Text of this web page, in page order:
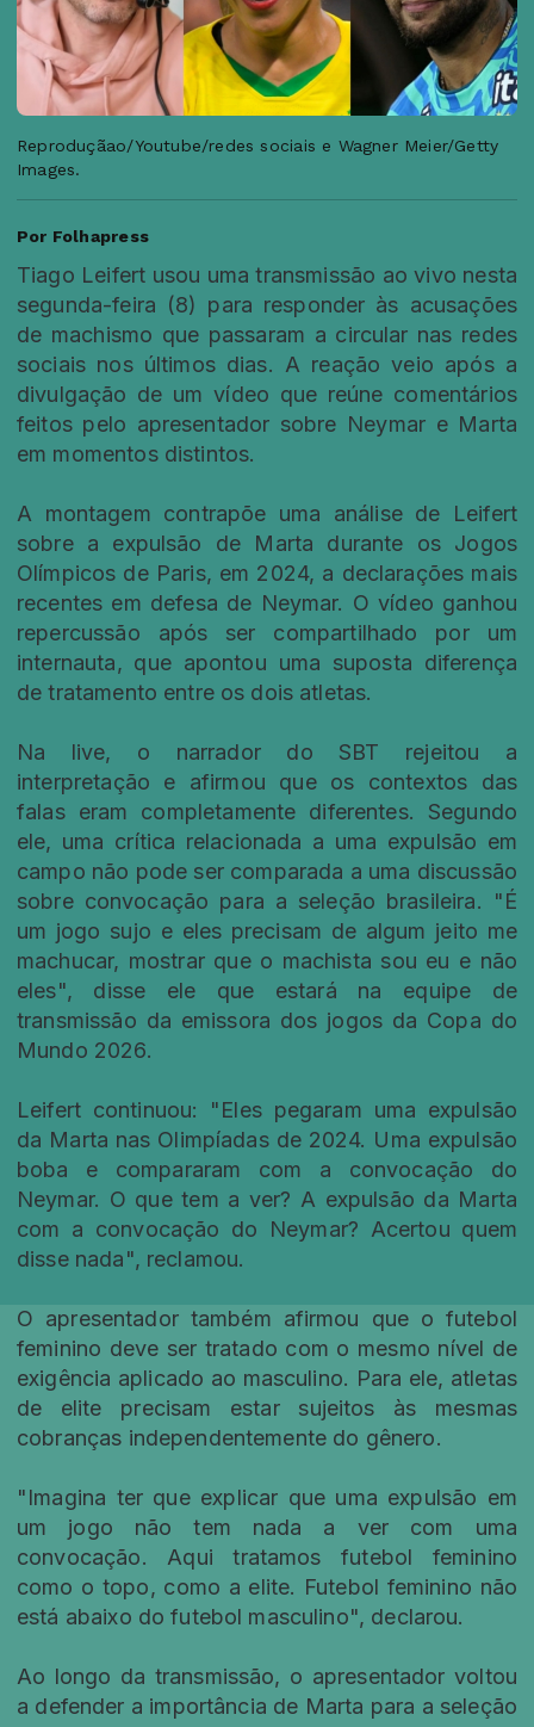
Reproduçãao/Youtube/redes sociais e Wagner Meier/Getty
Images.
Por Folhapress
Tiago Leifert usou uma transmissão ao vivo nesta
segunda-feira (8) para responder às acusações
de machismo que passaram a circular nas redes
sociais nos últimos dias. A reação veio após a
divulgação de um vídeo que reúne comentários
feitos pelo apresentador sobre Neymar e Marta
em momentos distintos.
A montagem contrapõe uma análise de Leifert
sobre a expulsão de Marta durante os Jogos
Olímpicos de Paris, em 2024, a declarações mais
recentes em defesa de Neymar. O vídeo ganhou
repercussão após ser compartilhado por um
internauta, que apontou uma suposta diferença
de tratamento entre os dois atletas.
Na live, o narrador do SBT rejeitou a
interpretação e afirmou que os contextos das
falas eram completamente diferentes. Segundo
ele, uma crítica relacionada a uma expulsão em
campo não pode ser comparada a uma discussão
sobre convocação para a seleção brasileira. "É
um jogo sujo e eles precisam de algum jeito me
machucar, mostrar que o machista sou eu e não
eles", disse ele que estará na equipe de
transmissão da emissora dos jogos da Copa do
Mundo 2026.
Leifert continuou: "Eles pegaram uma expulsão
da Marta nas Olimpíadas de 2024. Uma expulsão
boba e compararam com a convocação do
Neymar. O que tem a ver? A expulsão da Marta
com a convocação do Neymar? Acertou quem
disse nada", reclamou.
O apresentador também afirmou que o futebol
feminino deve ser tratado com o mesmo nível de
exigência aplicado ao masculino. Para ele, atletas
de elite precisam estar sujeitos às mesmas
cobranças independentemente do gênero.
"Imagina ter que explicar que uma expulsão em
um jogo não tem nada a ver com uma
convocação. Aqui tratamos futebol feminino
como o topo, como a elite. Futebol feminino não
está abaixo do futebol masculino", declarou.
Ao longo da transmissão, o apresentador voltou
a defender a importância de Marta para a seleção